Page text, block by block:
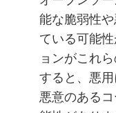
能な脆弱性
ている可能
ョンがこれ
すると、悪用
悪意のある